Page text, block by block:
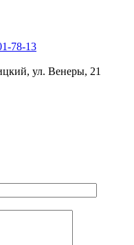
78-13
ул. Венеры, 21